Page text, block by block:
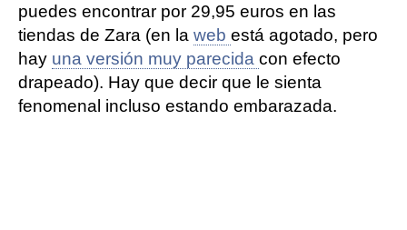
puedes encontrar por 29,95 euros en las
tiendas de Zara (en la web está agotado, pero
hay una versión muy parecida con efecto
drapeado). Hay que decir que le sienta
fenomenal incluso estando embarazada.